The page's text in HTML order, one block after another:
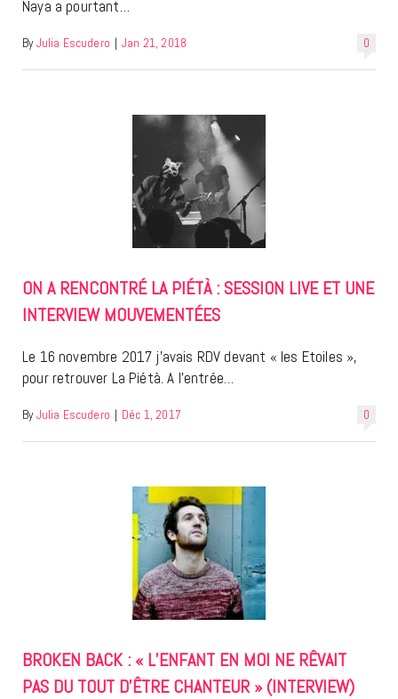
Naya a pourtant…
0
By Julia Escudero | Jan 21, 2018
ON A RENCONTRÉ LA PIÉTÀ : SESSION LIVE ET UNE
INTERVIEW MOUVEMENTÉES
Le 16 novembre 2017 j’avais RDV devant « les Etoiles »,
pour retrouver La Piétà. A l’entrée…
0
By Julia Escudero | Déc 1, 2017
BROKEN BACK : « L’ENFANT EN MOI NE RÊVAIT
PAS DU TOUT D’ÊTRE CHANTEUR » (INTERVIEW)